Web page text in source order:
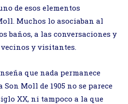
de esos elementos
Muchos lo asociaban al
baños, a las conversaciones y
y visitantes.
que nada permanece
Moll de 1905 no se parece
XX, ni tampoco a la que